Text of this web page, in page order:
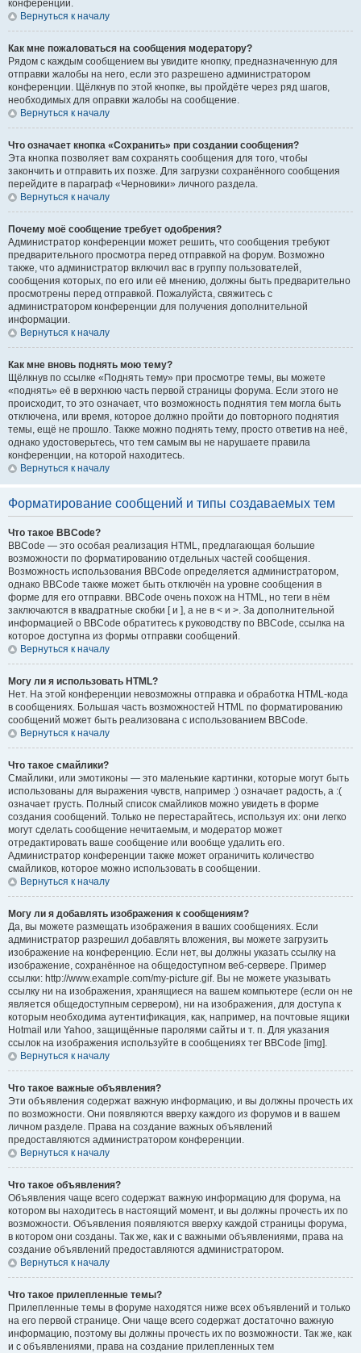
конференции.
Вернуться к началу
Как мне пожаловаться на сообщения модератору?
Рядом с каждым сообщением вы увидите кнопку, предназначенную для
отправки жалобы на него, если это разрешено администратором
конференции. Щёлкнув по этой кнопке, вы пройдёте через ряд шагов,
необходимых для оправки жалобы на сообщение.
Вернуться к началу
Что означает кнопка «Сохранить» при создании сообщения?
Эта кнопка позволяет вам сохранять сообщения для того, чтобы
закончить и отправить их позже. Для загрузки сохранённого сообщения
перейдите в параграф «Черновики» личного раздела.
Вернуться к началу
Почему моё сообщение требует одобрения?
Администратор конференции может решить, что сообщения требуют
предварительного просмотра перед отправкой на форум. Возможно
также, что администратор включил вас в группу пользователей,
сообщения которых, по его или её мнению, должны быть предварительно
просмотрены перед отправкой. Пожалуйста, свяжитесь с
администратором конференции для получения дополнительной
информации.
Вернуться к началу
Как мне вновь поднять мою тему?
Щёлкнув по ссылке «Поднять тему» при просмотре темы, вы можете
«поднять» её в верхнюю часть первой страницы форума. Если этого не
происходит, то это означает, что возможность поднятия тем могла быть
отключена, или время, которое должно пройти до повторного поднятия
темы, ещё не прошло. Также можно поднять тему, просто ответив на неё,
однако удостоверьтесь, что тем самым вы не нарушаете правила
конференции, на которой находитесь.
Вернуться к началу
Форматирование сообщений и типы создаваемых тем
Что такое BBCode?
BBCode — это особая реализация HTML, предлагающая большие
возможности по форматированию отдельных частей сообщения.
Возможность использования BBCode определяется администратором,
однако BBCode также может быть отключён на уровне сообщения в
форме для его отправки. BBCode очень похож на HTML, но теги в нём
заключаются в квадратные скобки [ и ], а не в < и >. За дополнительной
информацией о BBCode обратитесь к руководству по BBCode, ссылка на
которое доступна из формы отправки сообщений.
Вернуться к началу
Могу ли я использовать HTML?
Нет. На этой конференции невозможны отправка и обработка HTML-кода
в сообщениях. Большая часть возможностей HTML по форматированию
сообщений может быть реализована с использованием BBCode.
Вернуться к началу
Что такое смайлики?
Смайлики, или эмотиконы — это маленькие картинки, которые могут быть
использованы для выражения чувств, например :) означает радость, а :(
означает грусть. Полный список смайликов можно увидеть в форме
создания сообщений. Только не перестарайтесь, используя их: они легко
могут сделать сообщение нечитаемым, и модератор может
отредактировать ваше сообщение или вообще удалить его.
Администратор конференции также может ограничить количество
смайликов, которое можно использовать в сообщении.
Вернуться к началу
Могу ли я добавлять изображения к сообщениям?
Да, вы можете размещать изображения в ваших сообщениях. Если
администратор разрешил добавлять вложения, вы можете загрузить
изображение на конференцию. Если нет, вы должны указать ссылку на
изображение, сохранённое на общедоступном веб-сервере. Пример
ссылки: http://www.example.com/my-picture.gif. Вы не можете указывать
ссылку ни на изображения, хранящиеся на вашем компьютере (если он не
является общедоступным сервером), ни на изображения, для доступа к
которым необходима аутентификация, как, например, на почтовые ящики
Hotmail или Yahoo, защищённые паролями сайты и т. п. Для указания
ссылок на изображения используйте в сообщениях тег BBCode [img].
Вернуться к началу
Что такое важные объявления?
Эти объявления содержат важную информацию, и вы должны прочесть их
по возможности. Они появляются вверху каждого из форумов и в вашем
личном разделе. Права на создание важных объявлений
предоставляются администратором конференции.
Вернуться к началу
Что такое объявления?
Объявления чаще всего содержат важную информацию для форума, на
котором вы находитесь в настоящий момент, и вы должны прочесть их по
возможности. Объявления появляются вверху каждой страницы форума,
в котором они созданы. Так же, как и с важными объявлениями, права на
создание объявлений предоставляются администратором.
Вернуться к началу
Что такое прилепленные темы?
Прилепленные темы в форуме находятся ниже всех объявлений и только
на его первой странице. Они чаще всего содержат достаточно важную
информацию, поэтому вы должны прочесть их по возможности. Так же, как
и с объявлениями, права на создание прилепленных тем